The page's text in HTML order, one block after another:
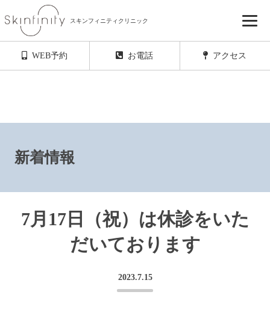
スキンフィニティクリニック
WEB予約 お電話 アクセス
初診・再診ともにご予約のキャンセル待ちを
新着情報
7月17日（祝）は休診をいた
だいております
2023.7.15